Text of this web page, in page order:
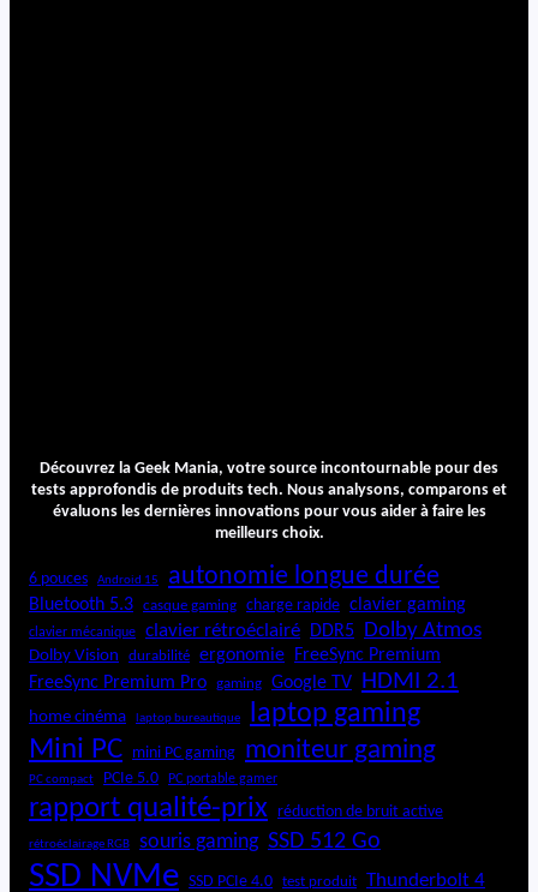
Découvrez la Geek Mania, votre source incontournable pour des
tests approfondis de produits tech. Nous analysons, comparons et
évaluons les dernières innovations pour vous aider à faire les
meilleurs choix.
6 pouces Android 15 autonomie longue durée
Bluetooth 5.3 casque gaming charge rapide clavier gaming
clavier mécanique clavier rétroéclairé DDR5 Dolby Atmos
Dolby Vision durabilité ergonomie
FreeSync Premium
FreeSync Premium Pro
gaming Google TV HDMI 2.1
home cinéma laptop bureautique laptop gaming
Mini PC mini PC gaming moniteur gaming
PC compact PCIe 5.0 PC portable gamer
rapport qualité-prix réduction de bruit active
rétroéclairage RGB souris gaming SSD 512 Go
SSD NVMe SSD PCIe 4.0 test produit Thunderbolt 4